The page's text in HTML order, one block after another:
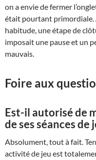
on a envie de fermer
était pourtant primordiale.
habitude, une étape de
imposait une pause et un
mauvais.
Foire aux
Est-il autorisé de
de ses séances de
Absolument, tout à fait.
activité de jeu est